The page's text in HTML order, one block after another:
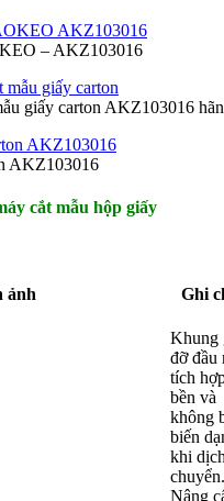
– AKZ103016
giấy carton AKZ103016
AKZ103016
cắt mẫu hộp giấy
ảnh Ghi
Khung
đỡ đầu
tích
bền và
không
biến
khi
chuyển.
Nâng